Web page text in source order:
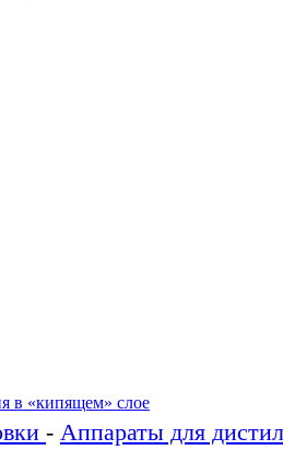
в «кипящем» слое
- Аппараты для